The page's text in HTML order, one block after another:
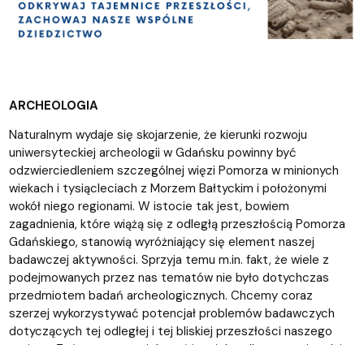
ARCHEOLOGIA
Naturalnym wydaje się skojarzenie, że kierunki rozwoju
uniwersyteckiej archeologii w Gdańsku powinny być
odzwierciedleniem szczególnej więzi Pomorza w minionych
wiekach i tysiącleciach z Morzem Bałtyckim i położonymi
wokół niego regionami. W istocie tak jest, bowiem
zagadnienia, które wiążą się z odległą przeszłością Pomorza
Gdańskiego, stanowią wyróżniający się element naszej
badawczej aktywności. Sprzyja temu m.in. fakt, że wiele z
podejmowanych przez nas tematów nie było dotychczas
przedmiotem badań archeologicznych. Chcemy coraz
szerzej wykorzystywać potencjał problemów badawczych
dotyczących tej odległej i tej bliskiej przeszłości naszego